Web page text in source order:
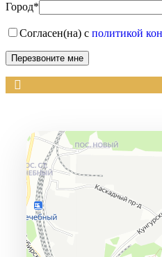
Город*
Согласен(на) с политикой